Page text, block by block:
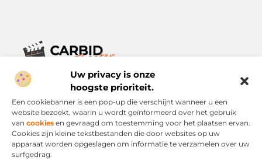
Uw privacy is onze
hoogste prioriteit.
Een cookiebanner is een pop-up die verschijnt wanneer u een
website bezoekt, waarin u wordt geïnformeerd over het gebruik
van cookies en gevraagd om toestemming voor het plaatsen ervan.
Cookies zijn kleine tekstbestanden die door websites op uw
apparaat worden opgeslagen om informatie te verzamelen over uw
surfgedrag.
Verhalen die het alledaagse leven verrijken.
Ontdek een breed scala aan blogs en artikelen die je inspireren,
informeren en verrijken – voor elke dag, voor iedereen.
Bericht categorie